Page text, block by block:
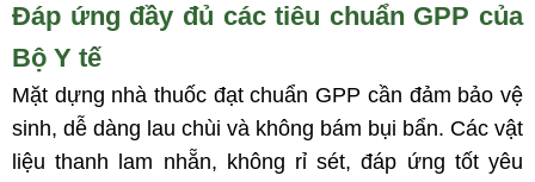
Đáp ứng đầy đủ các tiêu chuẩn GPP của
Bộ Y tế
Mặt dựng nhà thuốc đạt chuẩn GPP cần đảm bảo vệ
sinh, dễ dàng lau chùi và không bám bụi bẩn. Các vật
liệu thanh lam nhẵn, không rỉ sét, đáp ứng tốt yêu